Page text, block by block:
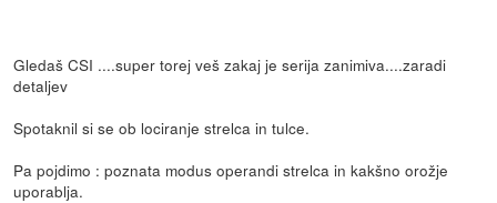
Gledaš CSI ....super torej veš zakaj je serija zanimiva....zaradi
detaljev
Spotaknil si se ob lociranje strelca in tulce.
Pa pojdimo : poznata modus operandi strelca in kakšno orožje
uporablja.